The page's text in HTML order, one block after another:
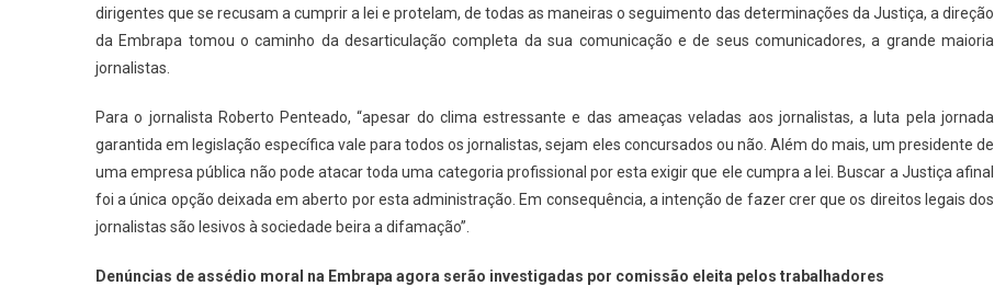
dirigentes que se recusam a cumprir a lei e protelam, de todas as maneiras o seguimento das determinações da Justiça, a direção
da Embrapa tomou o caminho da desarticulação completa da sua comunicação e de seus comunicadores, a grande maioria
jornalistas.
Para o jornalista Roberto Penteado, “apesar do clima estressante e das ameaças veladas aos jornalistas, a luta pela jornada
garantida em legislação específica vale para todos os jornalistas, sejam eles concursados ou não. Além do mais, um presidente de
uma empresa pública não pode atacar toda uma categoria profissional por esta exigir que ele cumpra a lei. Buscar a Justiça afinal
foi a única opção deixada em aberto por esta administração. Em consequência, a intenção de fazer crer que os direitos legais dos
jornalistas são lesivos à sociedade beira a difamação”.
Denúncias de assédio moral na Embrapa agora serão investigadas por comissão eleita pelos trabalhadores